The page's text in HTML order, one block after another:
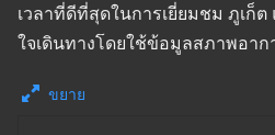
เวลาที่ดีที่สุดในการเยี่ยมชม ภูเก็
ใจเดินทางโดยใช้ข้อมูลสภาพอา
ขยาย